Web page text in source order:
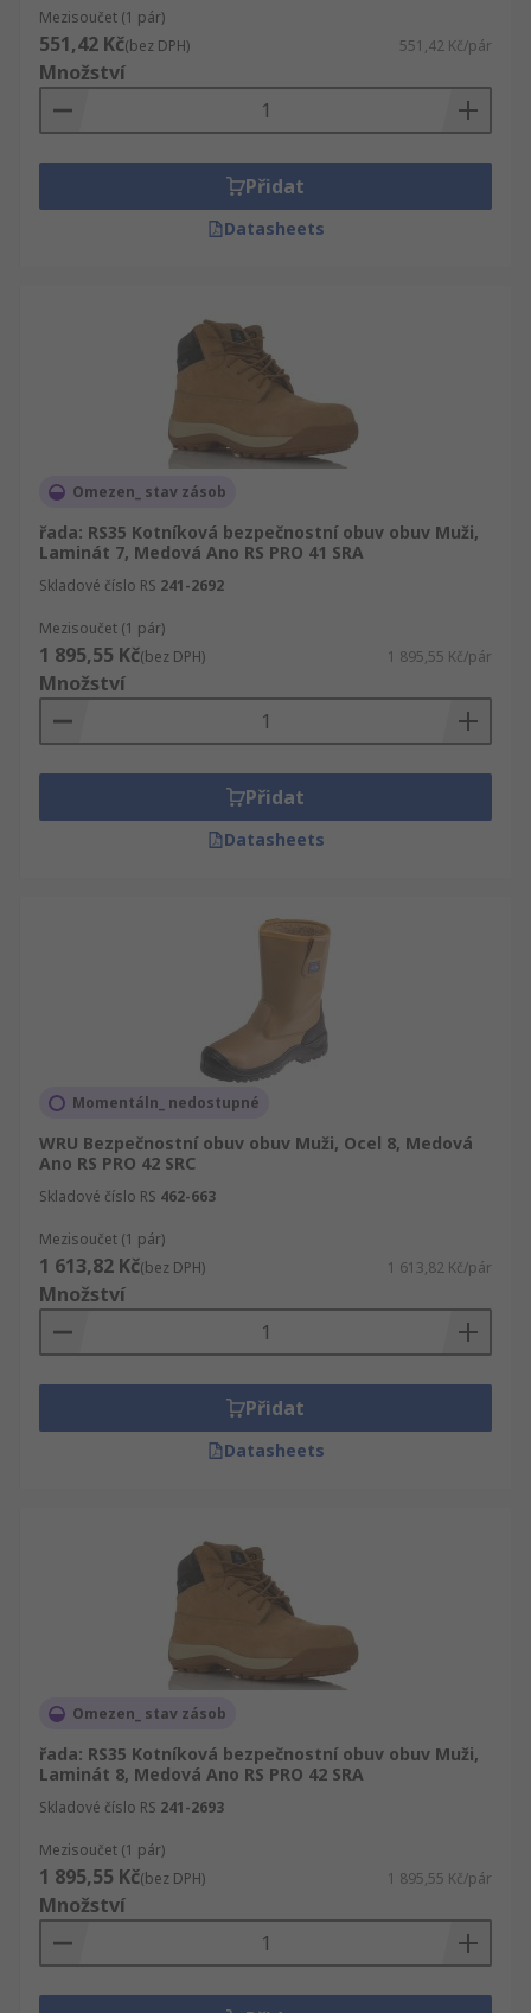
Mezisoučet (1 pár)
551,42 Kč(bez DPH) 551,42 Kč/pár
Množství
Přidat
Datasheets
Omezen_ stav zásob
řada: RS35 Kotníková bezpečnostní obuv obuv Muži,
Laminát 7, Medová Ano RS PRO 41 SRA
Skladové číslo RS 241-2692
Mezisoučet (1 pár)
1 895,55 Kč(bez DPH) 1 895,55 Kč/pár
Množství
Přidat
Datasheets
Momentáln_ nedostupné
WRU Bezpečnostní obuv obuv Muži, Ocel 8, Medová
Ano RS PRO 42 SRC
Skladové číslo RS 462-663
Mezisoučet (1 pár)
1 613,82 Kč(bez DPH) 1 613,82 Kč/pár
Množství
Přidat
Datasheets
Omezen_ stav zásob
řada: RS35 Kotníková bezpečnostní obuv obuv Muži,
Laminát 8, Medová Ano RS PRO 42 SRA
Skladové číslo RS 241-2693
Mezisoučet (1 pár)
1 895,55 Kč(bez DPH) 1 895,55 Kč/pár
Množství